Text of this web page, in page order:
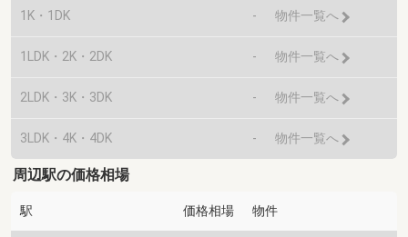
1K・1DK - 物件一覧へ
1LDK・2K・2DK - 物件一覧へ
2LDK・3K・3DK - 物件一覧へ
3LDK・4K・4DK - 物件一覧へ
周辺駅の価格相場
駅 価格相場 物件